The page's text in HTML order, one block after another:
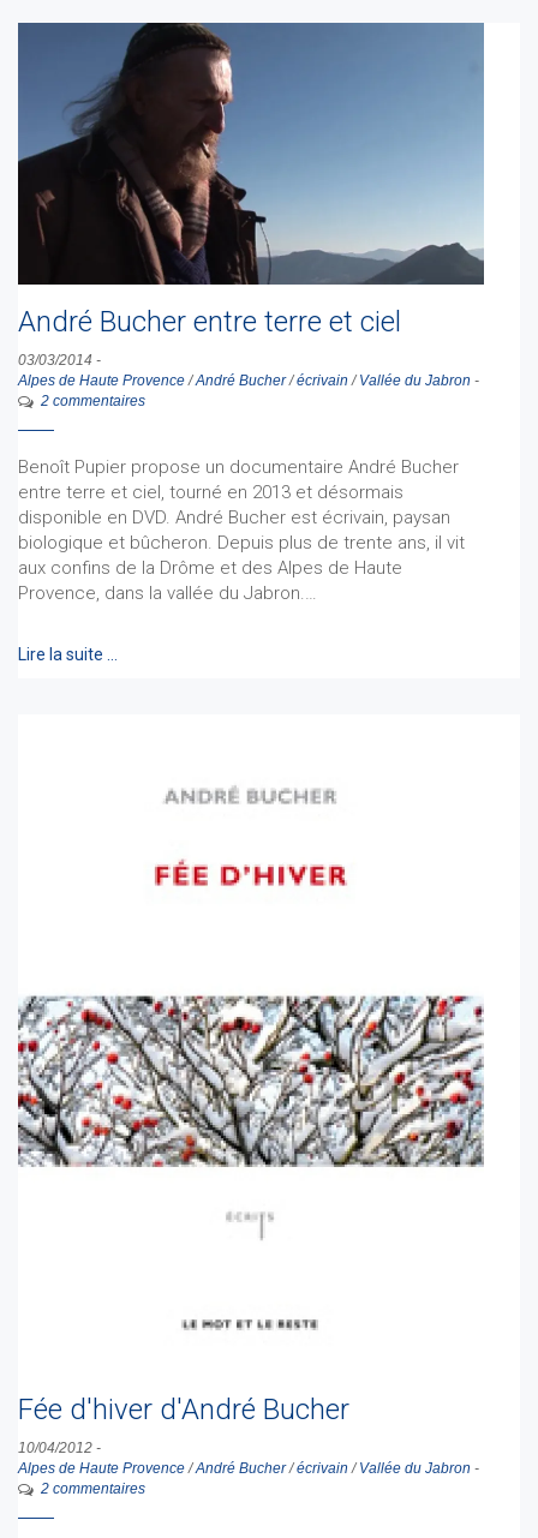
André Bucher entre terre et ciel
03/03/2014 -
Alpes de Haute Provence/André Bucher/écrivain / Vallée du Jabron -
2 commentaires
Benoît Pupier propose un documentaire André Bucher
entre terre et ciel, tourné en 2013 et désormais
disponible en DVD. André Bucher est écrivain, paysan
biologique et bûcheron. Depuis plus de trente ans, il vit
aux confins de la Drôme et des Alpes de Hau­te
Provence, dans la vallée du Jabron.…
Lire la suite …
Fée d'hiver d'André Bucher
10/04/2012 -
Alpes de Haute Provence/André Bucher/écrivain / Vallée du Jabron -
2 commentaires